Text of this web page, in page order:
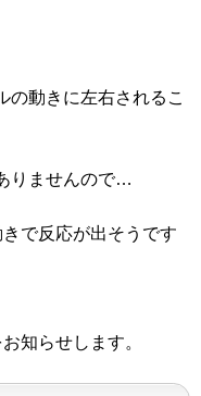
の動きに左右されるこ
りませんので…
で反応が出そうです
知らせします。